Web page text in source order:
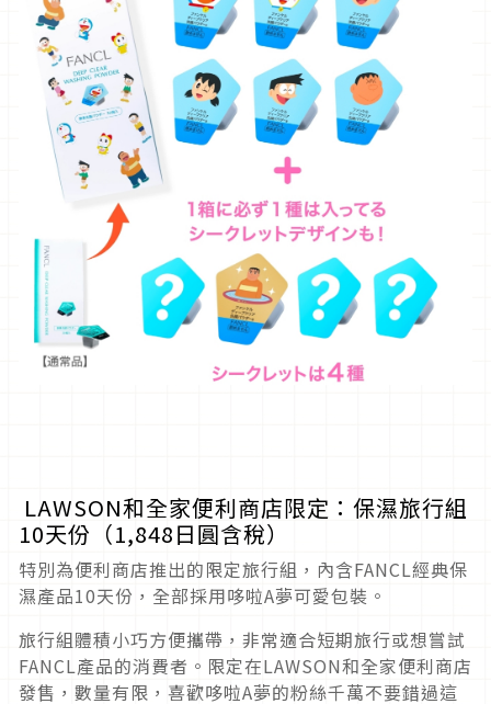
LAWSON和全家便利商店限定：保濕旅行組
10天份（1,848日圓含稅）
特別為便利商店推出的限定旅行組，內含FANCL經典保
濕產品10天份，全部採用哆啦A夢可愛包裝。
旅行組體積小巧方便攜帶，非常適合短期旅行或想嘗試
FANCL產品的消費者。限定在LAWSON和全家便利商店
發售，數量有限，喜歡哆啦A夢的粉絲千萬不要錯過這